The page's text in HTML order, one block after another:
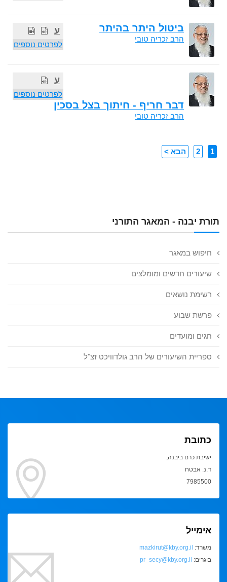
תורת יבנה - המאגר התורני
חיפוש במאגר
שיעורים חדשים ומומלצים
רשימת נושאים
פרשת שבוע
חגים ומועדים
ספריית השיעורים של הרב גולדוויכט זצ"ל
ע
לפרטים נוספים
ביטול היתר בהיתר
הרב זכריה טובי
ע
לפרטים נוספים
דבר חריף - חיתוך בצל בסכין
הרב זכריה טובי
1
2 הבא >
כתובת
ישיבת כרם ביבנה,
ד.נ. אבטח
7985500
אימייל
משרד: mazkirut@kby.org.il
בוגרים: pr_secy@kby.org.il